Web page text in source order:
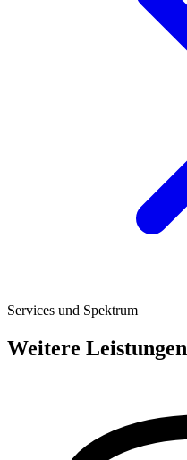
Services und Spektrum
Weitere Leistungen